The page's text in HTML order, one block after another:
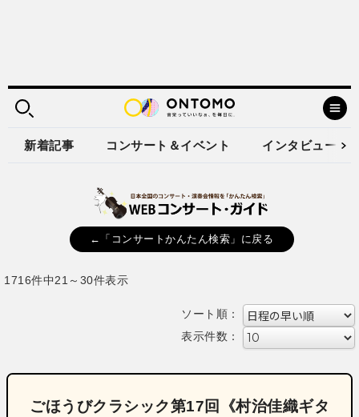
新着記事 コンサート＆イベント インタビュー
←「コンサートかんたん検索」に戻る
1716件中21～30件表示
ソート順：
表示件数：
ごほうびクラシック第17回《村治佳織ギタ